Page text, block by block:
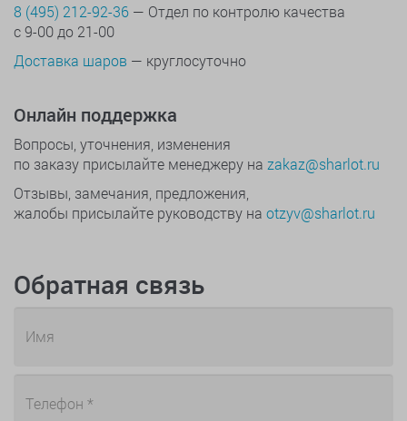
8 (495) 212-92-36 — Отдел по контролю качества
с 9-00 до 21-00
Доставка шаров — круглосуточно
Онлайн поддержка
Вопросы, уточнения, изменения
по заказу присылайте менеджеру на zakaz@sharlot.ru
Отзывы, замечания, предложения,
жалобы присылайте руководству на otzyv@sharlot.ru
Обратная связь